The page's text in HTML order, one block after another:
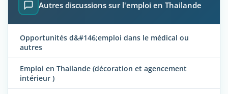
Autres discussions sur l'emploi en Thailande
Opportunités d&#146;emploi dans le médical ou
autres
Emploi en Thailande (décoration et agencement
intérieur )